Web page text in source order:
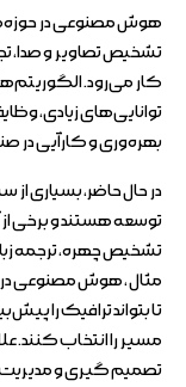
هوش مصنوعی در
تشخیص تصاویر و صدا،
کار می‌رود.
توانایی‌های زیادی،
بهره‌وری و کارآیی در
در حال حاضر، بسیاری
توسعه هستند و برخی از
تشخیص چهره، ترجمه
مثال ، هوش مصنوعی
تا بتواند ترافیک را
مسیر را انتخاب کنند.
تصمیم گیری و مدیریت